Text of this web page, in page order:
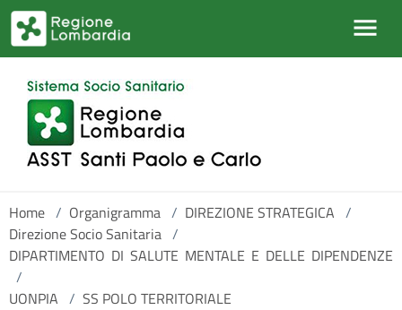
Salta al contenuto principale
Home / Organigramma / DIREZIONE STRATEGICA /
Direzione Socio Sanitaria /
DIPARTIMENTO DI SALUTE MENTALE E DELLE DIPENDENZE
/
UONPIA / SS POLO TERRITORIALE